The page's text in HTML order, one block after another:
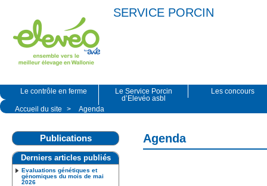
SERVICE PORCIN
Le contrôle en ferme
Le Service Porcin
d’Elevéo asbl
Les concours
Accueil du site > Agenda
Agenda
Publications
Derniers articles publiés
Evaluations génétiques et
génomiques du mois de mai
2026